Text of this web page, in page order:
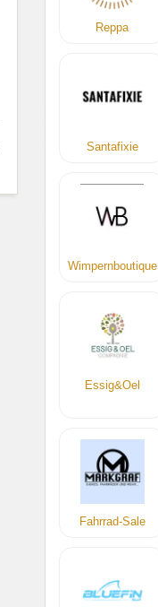
Reppa
Santafixie
Wimpernboutique
Essig&Oel
Fahrrad-Sale